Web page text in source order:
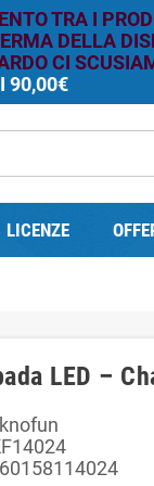
TRA I
DELLA
CI
90,00€
LICENZE
LED –